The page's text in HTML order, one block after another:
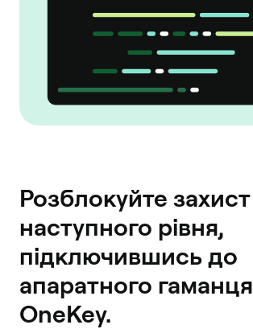
Розблокуйте захист
наступного рівня,
підключившись до
апаратного гаманця
OneKey.